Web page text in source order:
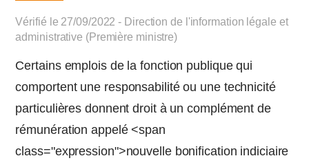
Vérifié le 27/09/2022 - Direction de l'information légale et
administrative (Première ministre)
Certains emplois de la fonction publique qui
comportent une responsabilité ou une technicité
particulières donnent droit à un complément de
rémunération appelé <span
class="expression">nouvelle bonification indiciaire